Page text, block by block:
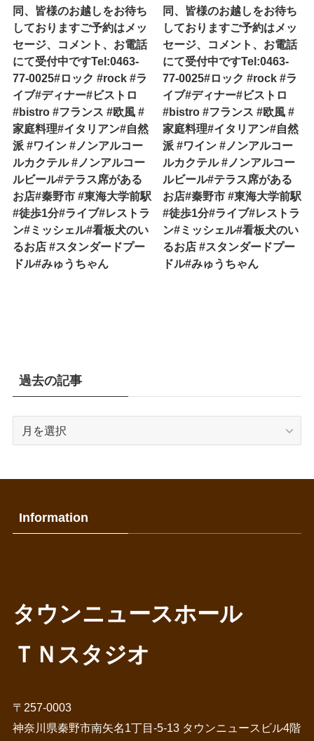
同、皆様のお越しをお待ち
しておりますご予約はメッ
セージ、コメント、お電話
にて受付中ですTel:0463-
77-0025#ロック #rock #ラ
イブ#ディナー#ビストロ
#bistro #フランス #欧風 #
家庭料理#イタリアン#自然
派 #ワイン #ノンアルコー
ルカクテル #ノンアルコー
ルビール#テラス席がある
お店#秦野市 #東海大学前駅
#徒歩1分#ライブ#レストラ
ン#ミッシェル#看板犬のい
るお店 #スタンダードプー
ドル#みゅうちゃん
同、皆様のお越しをお待ち
しておりますご予約はメッ
セージ、コメント、お電話
にて受付中ですTel:0463-
77-0025#ロック #rock #ラ
イブ#ディナー#ビストロ
#bistro #フランス #欧風 #
家庭料理#イタリアン#自然
派 #ワイン #ノンアルコー
ルカクテル #ノンアルコー
ルビール#テラス席がある
お店#秦野市 #東海大学前駅
#徒歩1分#ライブ#レストラ
ン#ミッシェル#看板犬のい
るお店 #スタンダードプー
ドル#みゅうちゃん
過去の記事
Information
タウンニュースホール
ＴＮスタジオ
〒257-0003
神奈川県秦野市南矢名1丁目-5-13 タウンニュースビル4階